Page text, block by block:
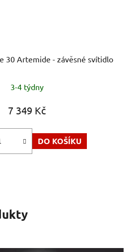
30 Artemide - závěsné svítidlo
3-4 týdny
7 349 Kč
DO KOŠÍKU